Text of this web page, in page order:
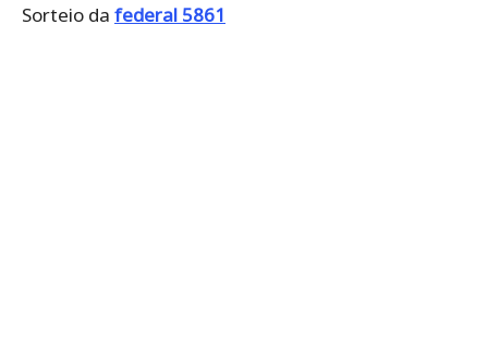
Sorteio da federal 5861